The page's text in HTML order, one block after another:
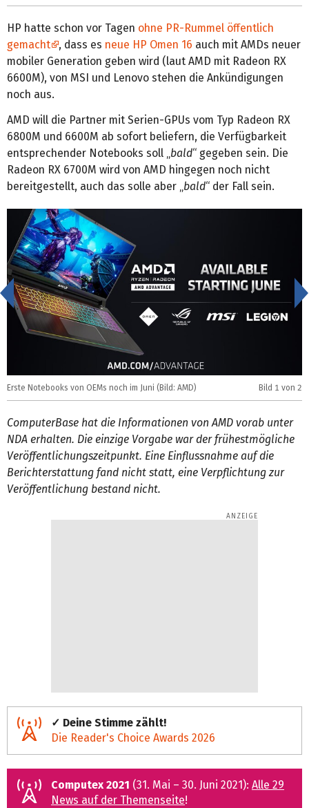
HP hatte schon vor Tagen ohne PR-Rummel öffentlich
gemacht
, dass es neue HP Omen 16 auch mit AMDs neuer
mobiler Generation geben wird (laut AMD mit Radeon RX
6600M), von MSI und Lenovo stehen die Ankündigungen
noch aus.
AMD will die Partner mit Serien-GPUs vom Typ Radeon RX
6800M und 6600M ab sofort beliefern, die Verfügbarkeit
entsprechender Notebooks soll „bald“ gegeben sein. Die
Radeon RX 6700M wird von AMD hingegen noch nicht
bereitgestellt, auch das solle aber „bald“ der Fall sein.
Erste Notebooks von OEMs noch im Juni (Bild: AMD) Bild 1 von 2
<
ComputerBase hat die Informationen von AMD vorab unter
NDA erhalten. Die einzige Vorgabe war der frühestmögliche
Veröffentlichungszeitpunkt. Eine Einflussnahme auf die
Berichterstattung fand nicht statt, eine Verpflichtung zur
Veröffentlichung bestand nicht.
✓ Deine Stimme zählt!
Die Reader's Choice Awards 2026
Computex 2021 (31. Mai – 30. Juni 2021): Alle 29
News auf der Themenseite!